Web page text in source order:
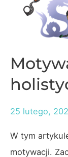
25 lutego,
W tym
motywacji.